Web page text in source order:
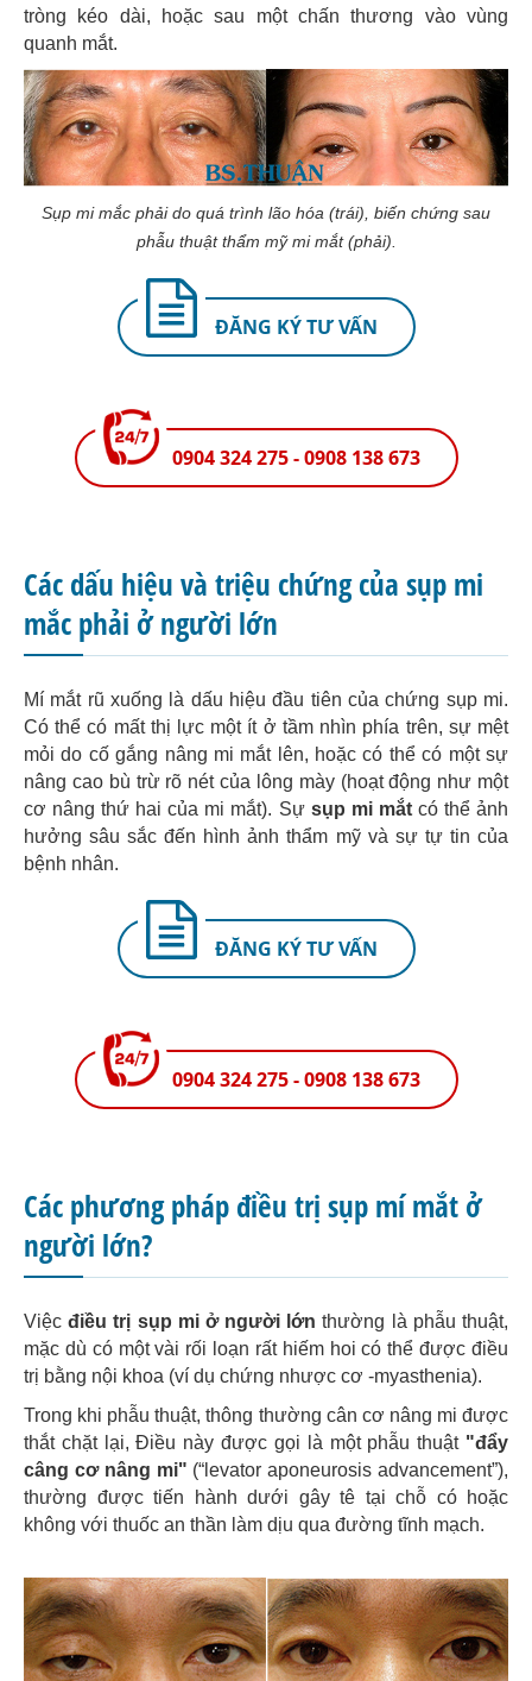
tròng kéo dài, hoặc sau một chấn thương vào vùng
quanh mắt.
Sụp mi mắc phải do quá trình lão hóa (trái), biến chứng sau
phẫu thuật thẩm mỹ mi mắt (phải).
ĐĂNG KÝ TƯ VẤN
0904 324 275 - 0908 138 673
Các dấu hiệu và triệu chứng của sụp mi
mắc phải ở người lớn
Mí mắt rũ xuống là dấu hiệu đầu tiên của chứng sụp mi.
Có thể có mất thị lực một ít ở tầm nhìn phía trên, sự mệt
mỏi do cố gắng nâng mi mắt lên, hoặc có thể có một sự
nâng cao bù trừ rõ nét của lông mày (hoạt động như một
cơ nâng thứ hai của mi mắt). Sự sụp mi mắt có thể ảnh
hưởng sâu sắc đến hình ảnh thẩm mỹ và sự tự tin của
bệnh nhân.
ĐĂNG KÝ TƯ VẤN
0904 324 275 - 0908 138 673
Các phương pháp điều trị sụp mí mắt ở
người lớn?
Việcđiều trị sụp mi ở người lớn thường là phẫu thuật,
mặc dù có một vài rối loạn rất hiếm hoi có thể được điều
trị bằng nội khoa (ví dụ chứng nhược cơ -myasthenia).
Trong khi phẫu thuật, thông thường cân cơ nâng mi được
thắt chặt lại, Điều này được gọi là một phẫu thuật "đẩy
câng cơ nâng mi" (“levator aponeurosis advancement”),
thường được tiến hành dưới gây tê tại chỗ có hoặc
không với thuốc an thần làm dịu qua đường tĩnh mạch.